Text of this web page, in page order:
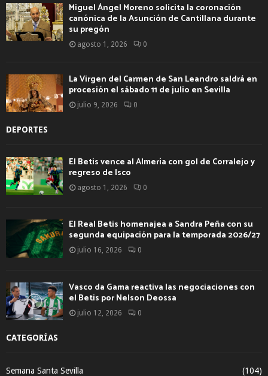
Miguel Ángel Moreno solicita la coronación
canónica de la Asunción de Cantillana durante
su pregón
agosto 1, 2026 0
La Virgen del Carmen de San Leandro saldrá en
procesión el sábado 11 de julio en Sevilla
julio 9, 2026 0
DEPORTES
El Betis vence al Almería con gol de Corralejo y
regreso de Isco
agosto 1, 2026 0
El Real Betis homenajea a Sandra Peña con su
segunda equipación para la temporada 2026/27
julio 16, 2026 0
Vasco da Gama reactiva las negociaciones con
el Betis por Nelson Deossa
julio 12, 2026 0
CATEGORÍAS
Semana Santa Sevilla
(104)